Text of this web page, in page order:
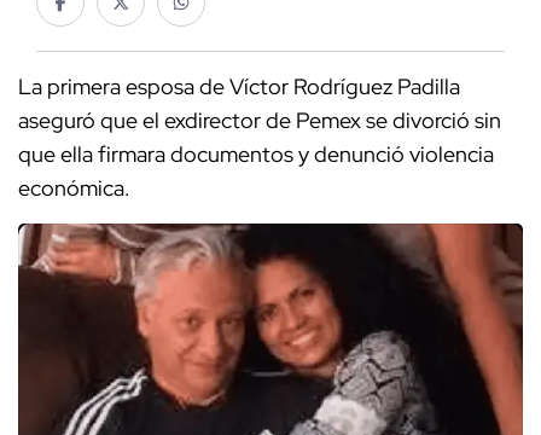
La primera esposa de Víctor Rodríguez Padilla
aseguró que el exdirector de Pemex se divorció sin
que ella firmara documentos y denunció violencia
económica.